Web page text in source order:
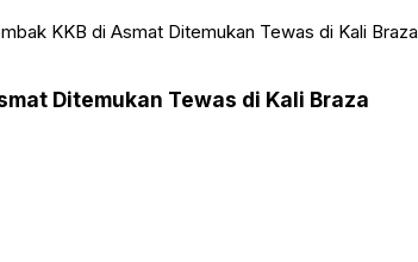
KKB di Asmat Ditemukan Tewas di Kali Braza
Ditemukan Tewas di Kali Braza